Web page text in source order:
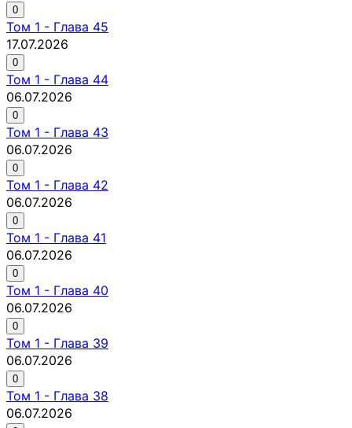
0
Том 1 - Глава 45
17.07.2026
0
Том 1 - Глава 44
06.07.2026
0
Том 1 - Глава 43
06.07.2026
0
Том 1 - Глава 42
06.07.2026
0
Том 1 - Глава 41
06.07.2026
0
Том 1 - Глава 40
06.07.2026
0
Том 1 - Глава 39
06.07.2026
0
Том 1 - Глава 38
06.07.2026